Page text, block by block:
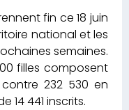
fin ce 18 juin
national et les
semaines.
filles composent
232 530 en
14 441 inscrits.